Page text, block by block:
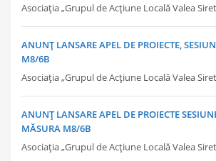
Asociația „Grupul de Acțiune Locală Valea
ANUNȚ LANSARE APEL DE PROIECTE,
M8/6B
Asociația „Grupul de Acțiune Locală Valea
ANUNȚ LANSARE APEL DE PROIECTE
MĂSURA M8/6B
Asociația „Grupul de Acțiune Locală Valea